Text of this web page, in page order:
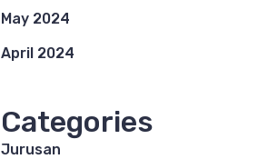
May 2024
April 2024
Categories
Jurusan